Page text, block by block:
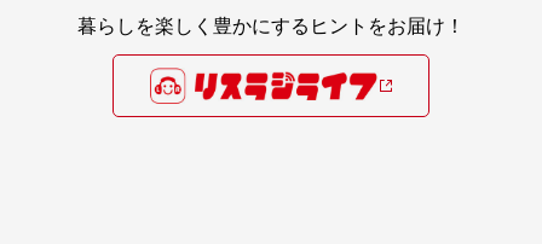
暮らしを楽しく豊かにするヒントをお届け！